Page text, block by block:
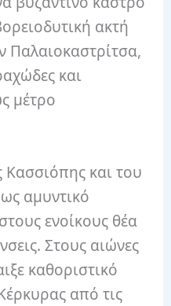
ακτή
Παλαιοκαστρίτσα,
και
μέτρο
Κασσιόπης και του
αμυντικό
ενοίκους θέα
Στους αιώνες
καθοριστικό
από τις